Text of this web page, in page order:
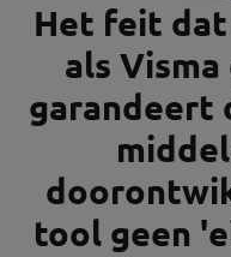
Het feit
als
garandeert
tool geen